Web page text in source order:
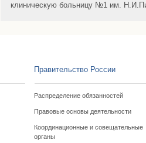
клиническую больницу №1 им.
Правительство России
Распределение обязанностей
Правовые основы деятельности
Координационные и совещательные
органы